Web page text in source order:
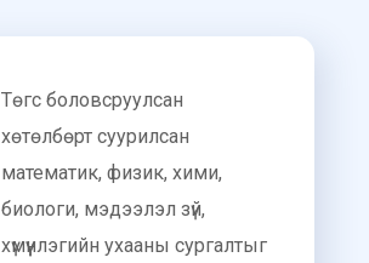
Төгс боловсруулсан
хөтөлбөрт суурилсан
математик, физик, хими,
биологи, мэдээлэл зүй,
хүмүүнлэгийн ухааны сургалтыг